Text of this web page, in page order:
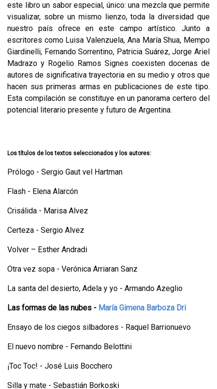
este libro un sabor especial, único: una mezcla que permite
visualizar, sobre un mismo lienzo, toda la diversidad que
nuestro país ofrece en este campo artístico. Junto a
escritores como Luisa Valenzuela, Ana María Shua, Mempo
Giardinelli, Fernando Sorrentino, Patricia Suárez, Jorge Ariel
Madrazo y Rogelio Ramos Signes coexisten docenas de
autores de significativa trayectoria en su medio y otros que
hacen sus primeras armas en publicaciones de este tipo.
Esta compilación se constituye en un panorama certero del
potencial literario presente y futuro de Argentina.
Los títulos de los textos seleccionados y los autores:
Prólogo - Sergio Gaut vel Hartman
Flash - Elena Alarcón
Crisálida - Marisa Alvez
Certeza - Sergio Alvez
Volver – Esther Andradi
Otra vez sopa - Verónica Arriaran Sanz
La santa del desierto, Adela y yo - Armando Azeglio
Las formas de las nubes - María Gimena Barboza Dri
Ensayo de los ciegos silbadores - Raquel Barrionuevo
El nuevo nombre - Fernando Belottini
¡Toc Toc! - José Luis Bocchero
Silla y mate - Sebastián Borkoski